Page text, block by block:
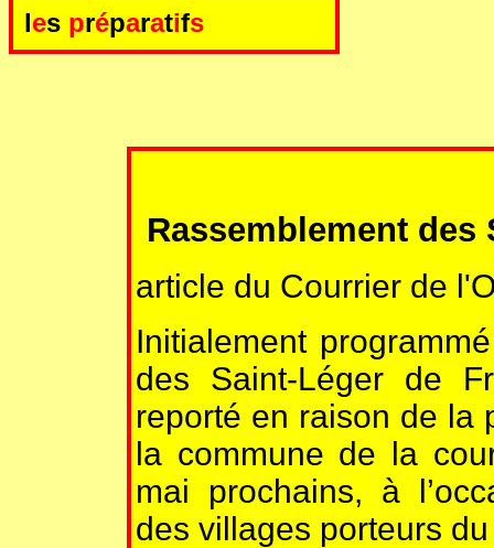
les préparatifs
Rassemblement des
article du Courrier de
Initialement
des Saint-Léger de
reporté en raison de la
la commune de la
mai prochains, à
des villages porteurs